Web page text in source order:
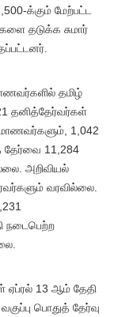
க்கும் மேற்பட்ட
தடுக்க சுமார்
தமிழ்
தனித்தேர்வர்கள்
1,042
தேர்வை 11,284
அறிவியல்
வரவில்லை.
நடைபெற்ற
ஏப்ரல் 13 ஆம் தேதி
பொதுத் தேர்வு